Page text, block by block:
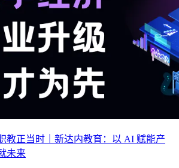
教正当时｜新达内教育：以 AI 赋能产
未来